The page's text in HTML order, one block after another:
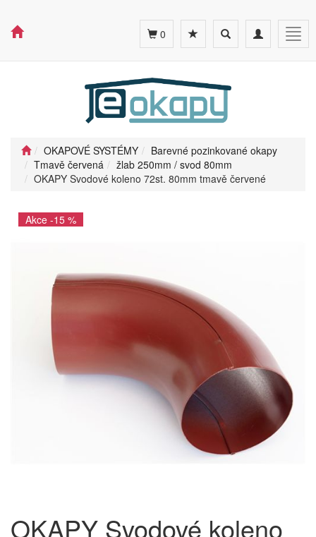
Toggle
navigation
Toggle
search
0
OKAPOVÉ SYSTÉMY
Barevné pozinkované okapy
Tmavě červená
žlab 250mm / svod 80mm
OKAPY Svodové koleno 72st. 80mm tmavě červené
Akce -15 %
OKAPY Svodové koleno